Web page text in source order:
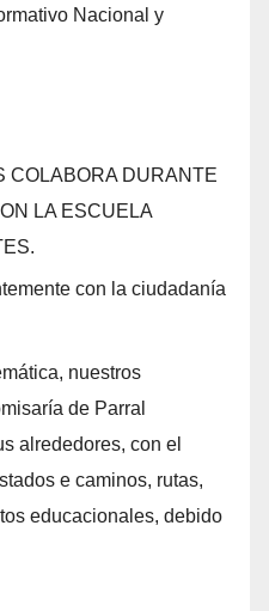
Nacional y
COLABORA DURANTE
LA ESCUELA
con la ciudadanía
nuestros
de Parral
alrededores, con el
e caminos, rutas,
educacionales, debido